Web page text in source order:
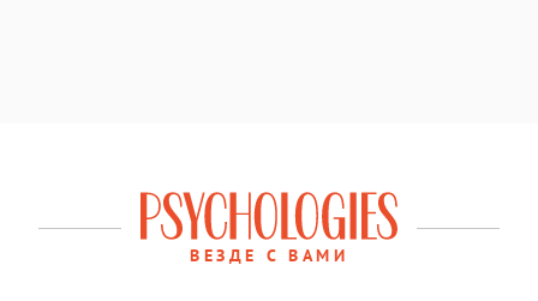
ВЕЗДЕ С ВАМИ